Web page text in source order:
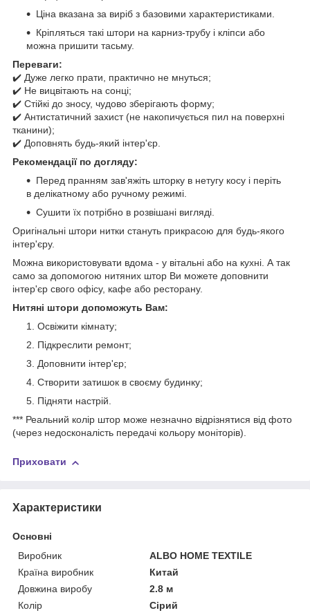
Ціна вказана за виріб з базовими характеристиками.
Кріпляться такі штори на карниз-трубу і кліпси або
можна пришити тасьму.
Переваги:
✔️ Дуже легко прати, практично не мнуться;
✔️ Не вицвітають на сонці;
✔️ Стійкі до зносу, чудово зберігають форму;
✔️ Антистатичний захист (не накопичується пил на поверхні
тканини);
✔️ Доповнять будь-який інтер'єр.
Рекомендації по догляду:
Перед пранням зав'яжіть шторку в нетугу косу і періть
в делікатному або ручному режимі.
Сушити їх потрібно в розвішані вигляді.
Оригінальні штори нитки стануть прикрасою для будь-якого
інтер'єру.
Можна використовувати вдома - у вітальні або на кухні. А так
само за допомогою нитяних штор Ви можете доповнити
інтер'єр свого офісу, кафе або ресторану.
Нитяні штори допоможуть Вам:
Освіжити кімнату;
Підкреслити ремонт;
Доповнити інтер'єр;
Створити затишок в своєму будинку;
Підняти настрій.
*** Реальний колір штор може незначно відрізнятися від фото
(через недосконалість передачі кольору моніторів).
Приховати
Характеристики
Основні
Виробник
ALBO HOME TEXTILE
Країна виробник
Китай
Довжина виробу
2.8 м
Колір
Сірий